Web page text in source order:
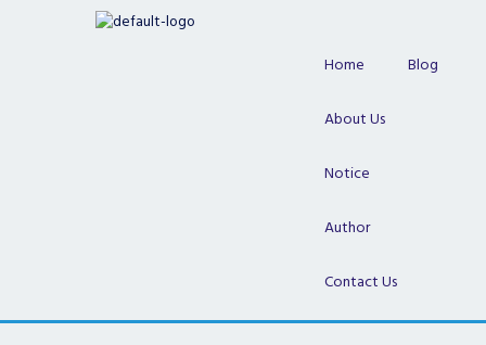
Home Blog
About Us
Notice
Author
Contact Us